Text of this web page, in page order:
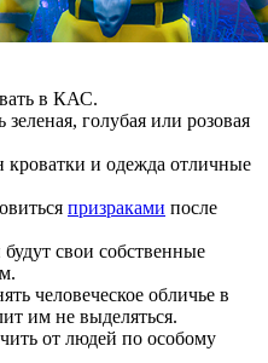
в КАС.
голубая или розовая
кроватки и одежда отличные
призраками после
свои собственные
человеческое обличье в
им не выделяться.
от людей по особому